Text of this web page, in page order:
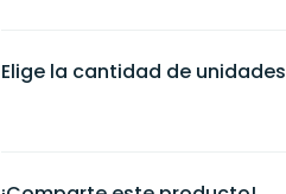
Elige la cantidad de unidades